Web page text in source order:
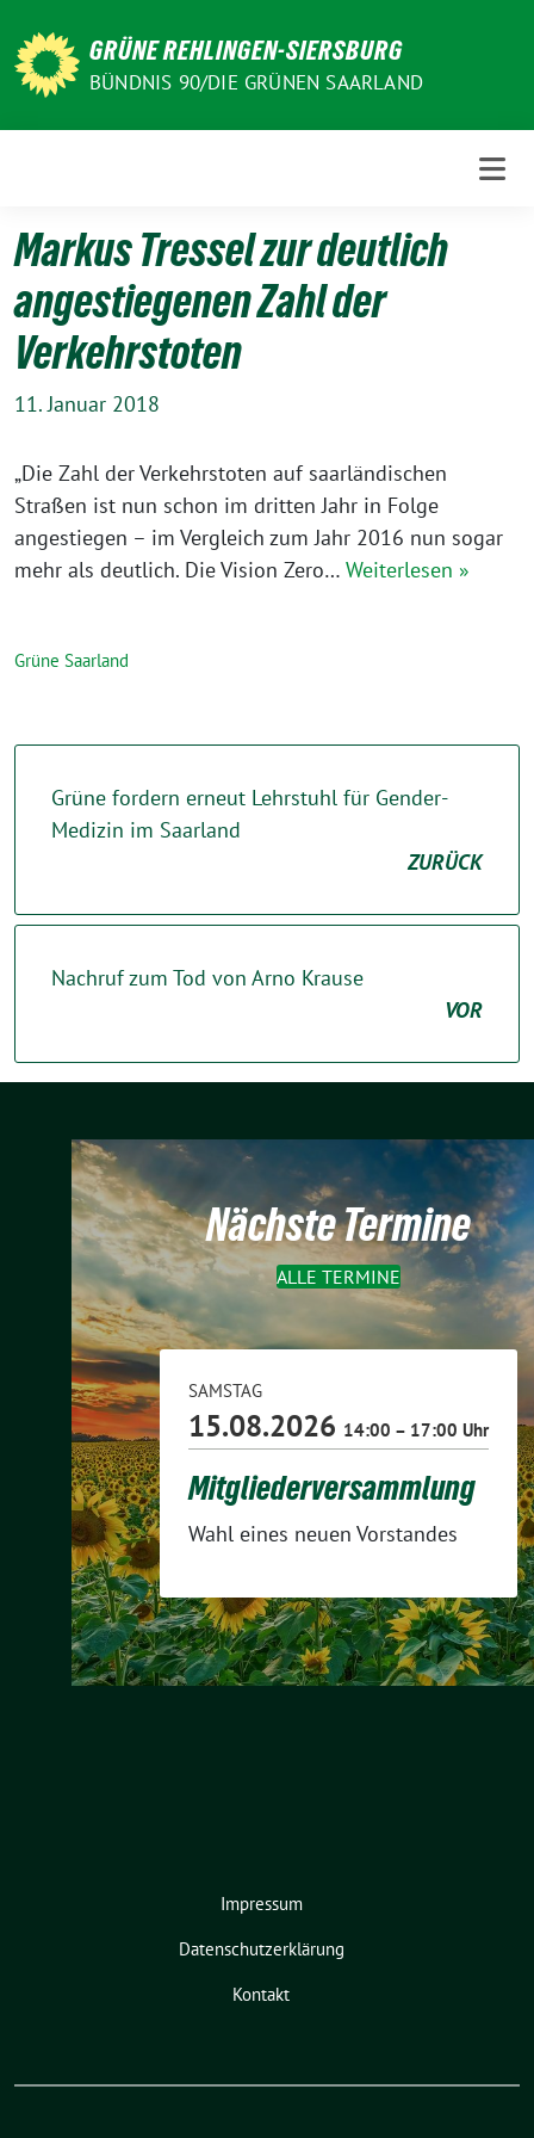
zum
Inhalt
GRÜNE REHLINGEN-SIERSBURG
BÜNDNIS 90/DIE GRÜNEN SAARLAND
Markus Tressel zur deutlich
angestiegenen Zahl der
Verkehrstoten
11. Januar 2018
„Die Zahl der Verkehrstoten auf saarländischen
Straßen ist nun schon im dritten Jahr in Folge
angestiegen – im Vergleich zum Jahr 2016 nun sogar
mehr als deutlich. Die Vision Zero… Weiterlesen »
Grüne Saarland
Grüne fordern erneut Lehrstuhl für Gender-
Medizin im Saarland
ZURÜCK
Nachruf zum Tod von Arno Krause
VOR
Nächste Termine
ALLE TERMINE
SAMSTAG
15.08.2026 14:00 – 17:00 Uhr
Mitgliederversammlung
Wahl eines neuen Vorstandes
Impressum
Datenschutzerklärung
Kontakt